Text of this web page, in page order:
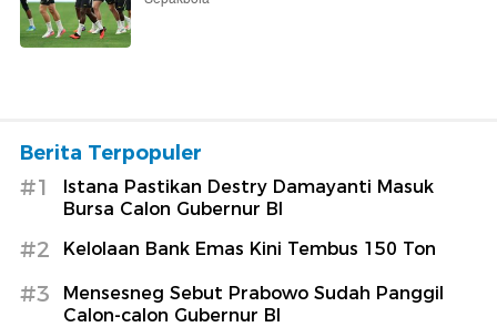
Berita Terpopuler
#1
Istana Pastikan Destry Damayanti Masuk
Bursa Calon Gubernur BI
#2 Kelolaan Bank Emas Kini Tembus 150 Ton
#3
Mensesneg Sebut Prabowo Sudah Panggil
Calon-calon Gubernur BI